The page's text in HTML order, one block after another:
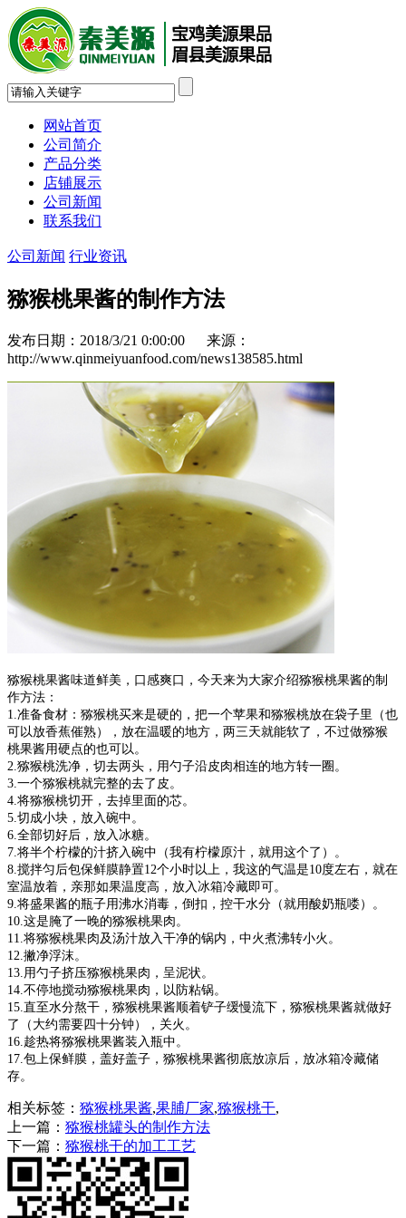
网站首页
公司简介
产品分类
店铺展示
公司新闻
联系我们
公司新闻 行业资讯
猕猴桃果酱的制作方法
发布日期：2018/3/21 0:00:00 来源：
http://www.qinmeiyuanfood.com/news138585.html
猕猴桃果酱味道鲜美，口感爽口，今天来为大家介绍猕猴桃果酱的制
作方法：
1.准备食材：猕猴桃买来是硬的，把一个苹果和猕猴桃放在袋子里（也
可以放香蕉催熟），放在温暖的地方，两三天就能软了，不过做猕猴
桃果酱用硬点的也可以。
2.猕猴桃洗净，切去两头，用勺子沿皮肉相连的地方转一圈。
3.一个猕猴桃就完整的去了皮。
4.将猕猴桃切开，去掉里面的芯。
5.切成小块，放入碗中。
6.全部切好后，放入冰糖。
7.将半个柠檬的汁挤入碗中（我有柠檬原汁，就用这个了）。
8.搅拌匀后包保鲜膜静置12个小时以上，我这的气温是10度左右，就在
室温放着，亲那如果温度高，放入冰箱冷藏即可。
9.将盛果酱的瓶子用沸水消毒，倒扣，控干水分（就用酸奶瓶喽）。
10.这是腌了一晚的猕猴桃果肉。
11.将猕猴桃果肉及汤汁放入干净的锅内，中火煮沸转小火。
12.撇净浮沫。
13.用勺子挤压猕猴桃果肉，呈泥状。
14.不停地搅动猕猴桃果肉，以防粘锅。
15.直至水分熬干，猕猴桃果酱顺着铲子缓慢流下，猕猴桃果酱就做好
了（大约需要四十分钟），关火。
16.趁热将猕猴桃果酱装入瓶中。
17.包上保鲜膜，盖好盖子，猕猴桃果酱彻底放凉后，放冰箱冷藏储
存。
相关标签： 猕猴桃果酱,果脯厂家,猕猴桃干,
上一篇： 猕猴桃罐头的制作方法
下一篇： 猕猴桃干的加工工艺